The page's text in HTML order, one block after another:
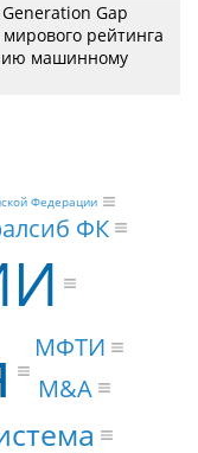
Gap
рейтинга
машинному
ФК
M&A
МФТИ
Федерации